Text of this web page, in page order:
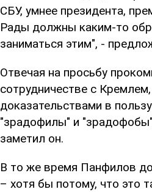
СБУ, умнее президента,
Рады должны каким-то
заниматься этим", -
Отвечая на просьбу
сотрудничестве с
доказательствами в
"зрадофилы" и
заметил он.
В то же время Панфилов
– хотя бы потому, что это